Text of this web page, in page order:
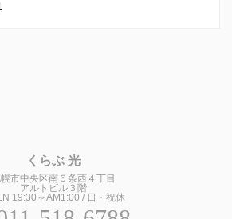
くらぶ 光
市中央区南５条西４丁目
アルトビル３階
19:30～AM1:00 / 日・祝休